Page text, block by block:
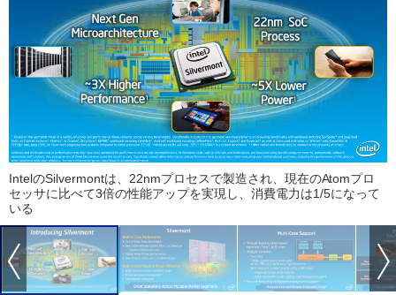
IntelのSilvermontは、22nmプロセスで製造され、現在のAtomプロ
セッサに比べて3倍の性能アップを実現し、消費電力は1/5になって
いる